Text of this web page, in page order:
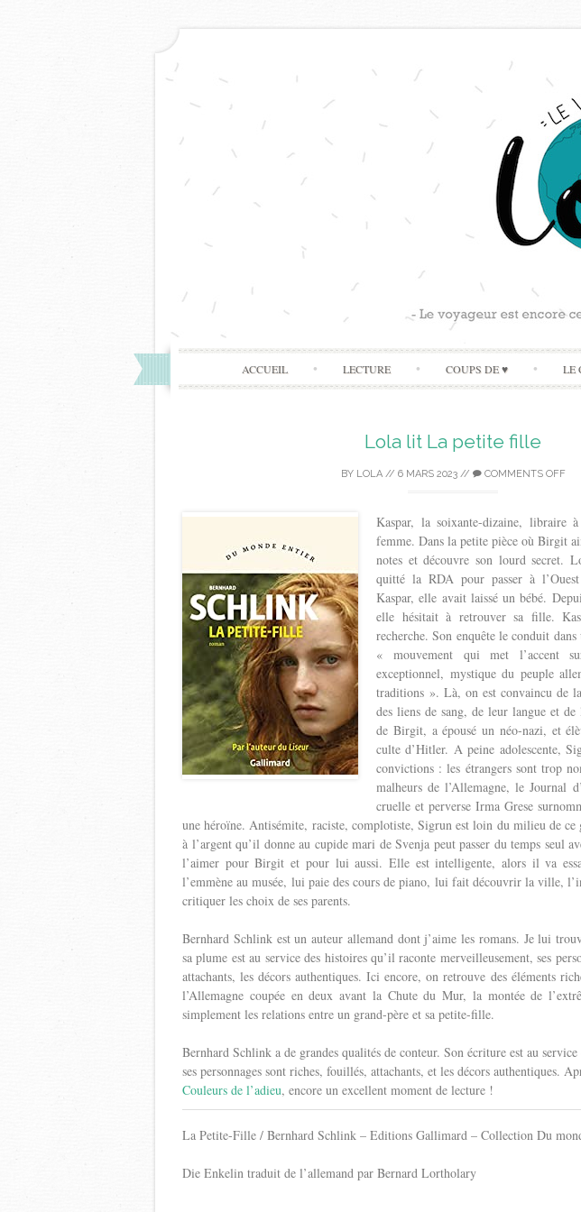
ACCUEIL LECTURE COUPS DE ♥ LE
Lola lit La petite fille
BY LOLA// 6 MARS 2023// COMMENTS OFF
Kaspar, la soixante-dizaine, libraire
femme. Dans la petite pièce où Birgit
notes et découvre son lourd secret.
quitté la RDA pour passer à
Kaspar, elle avait laissé un bébé.
elle hésitait à retrouver sa fille.
recherche. Son enquête le conduit dans
«mouvement qui met l’accent
exceptionnel, mystique du peuple
traditions ». Là, on est convaincu de
des liens de sang, de leur langue et
de Birgit, a épousé un néo-nazi, et
culte d’Hitler. A peine adolescente,
convictions : les étrangers sont trop
malheurs de l’Allemagne, le Journal
cruelle et perverse Irma Grese
une héroïne. Antisémite, raciste, complotiste, Sigrun est loin du milieu de
à l’argent qu’il donne au cupide mari de Svenja peut passer du temps seul
l’aimer pour Birgit et pour lui aussi. Elle est intelligente, alors il va
l’emmène au musée, lui paie des cours de piano, lui fait découvrir la ville,
critiquer les choix de ses parents.
Bernhard Schlink est un auteur allemand dont j’aime les romans. Je lui
sa plume est au service des histoires qu’il raconte merveilleusement, ses
attachants, les décors authentiques. Ici encore, on retrouve des éléments
l’Allemagne coupée en deux avant la Chute du Mur, la montée de
simplement les relations entre un grand-père et sa petite-fille.
Bernhard Schlink a de grandes qualités de conteur. Son écriture est au
ses personnages sont riches, fouillés, attachants, et les décors authentiques.
Couleurs de l’adieu, encore un excellent moment de lecture !
La Petite-Fille / Bernhard Schlink – Editions Gallimard – Collection Du
Die Enkelin traduit de l’allemand par Bernard Lortholary